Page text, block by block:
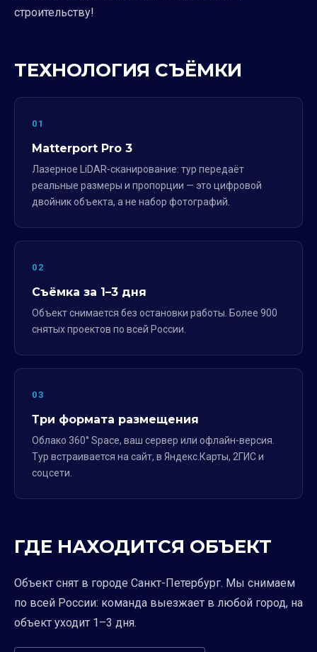
строительству!
ТЕХНОЛОГИЯ СЪЁМКИ
01
Matterport Pro 3
Лазерное LiDAR-сканирование: тур передаёт
реальные размеры и пропорции — это цифровой
двойник объекта, а не набор фотографий.
02
Съёмка за 1–3 дня
Объект снимается без остановки работы. Более 900
снятых проектов по всей России.
03
Три формата размещения
Облако 360° Space, ваш сервер или офлайн-версия.
Тур встраивается на сайт, в Яндекс.Карты, 2ГИС и
соцсети.
ГДЕ НАХОДИТСЯ ОБЪЕКТ
Объект снят в городе Санкт-Петербург. Мы снимаем
по всей России: команда выезжает в любой город, на
объект уходит 1–3 дня.